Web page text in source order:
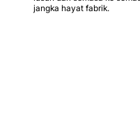
jangka hayat fabrik.